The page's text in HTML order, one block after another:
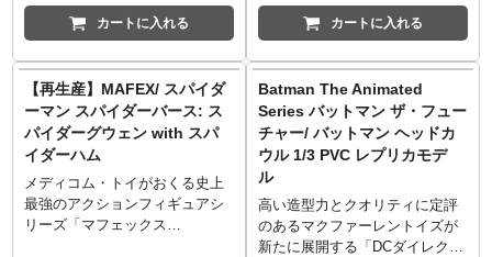
日本での配信が待たれるアニメ
ーション『テイルズ・オブ・
ズ』から、レオナルド、ラファ
エロ、ミケランジェロ、ドナテ
ロの4匹がベーシックフィギュア
としてTNMNTフィギュアではお
馴染みのプレイメイツから登場
です。それぞれを象徴する武器
の他に組み換えでオリジナルミ
ュータントやロボットが作れる
カートに入れる
ボーグ」シリーズ。
今回フィーチャーされたのは、
をベースに米国内でローカライ
ズされた人気アニメ作品『ボル
トロン』。一見フルカラーのオ
ールドトイ風でありながら12カ
所のパネルを外し内部機構を楽
しめるのはロボットファンにと
ってはたまらない魅力を放つア
イテム！
※スーパー7…
カートに入れる
【再生産】MAFEX/ スパイダ
ーマン スパイダーバース: ス
パイダーグウェン with スパ
イダーハム
メディコム・トイがおくる史上
最強のアクションフィギュアシ
リーズ「マフェックス
Batman The Animated
Series バットマン ザ・フュー
チャー/ バットマン ヘッドカ
ウル 1/3 PVC レプリカモデ
ル
高い造型力とクオリティに定評
のあるマクファーレントイズが
新たに展開する「DCダイレク